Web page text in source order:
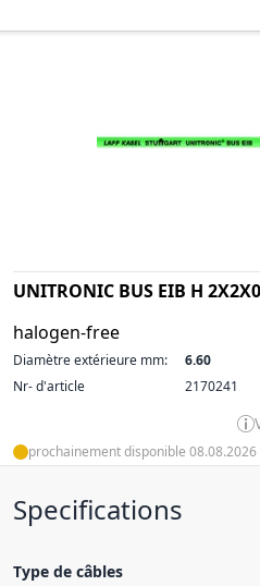
UNITRONIC BUS EIB H
halogen-free
Diamètre extérieure mm:
6.60
Nr- d'article
2170241
prochainement disponible 08.08.2026
Specifications
Type de câbles